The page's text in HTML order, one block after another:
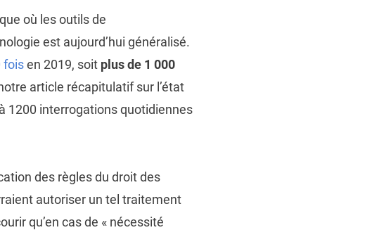
où les outils de
est aujourd’hui généralisé.
foisen 2019, soit plus de 1 000
article récapitulatif sur l’état
1200 interrogations quotidiennes
des règles du droit des
autoriser un tel traitement
qu’en cas de « nécessité